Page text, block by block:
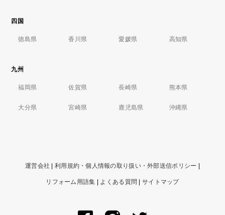
四国
徳島県 香川県 愛媛県 高知県
九州
福岡県 佐賀県 長崎県 熊本県
大分県 宮崎県 鹿児島県 沖縄県
運営会社 | 利用規約・個人情報の取り扱い・外部送信ポリシー |
リフォーム用語集 | よくある質問 | サイトマップ